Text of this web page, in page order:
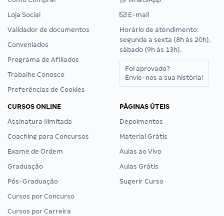
Loja Social
Validador de documentos
Conveniados
Programa de Afiliados
Trabalhe Conosco
Preferências de Cookies
E-mail
Horário de atendimento:
segunda a sexta (8h às 20h),
sábado (9h às 13h).
Foi aprovado?
Envie-nos a sua história!
CURSOS ONLINE
Assinatura Ilimitada
Coaching para Concursos
Exame de Ordem
Graduação
Pós-Graduação
Cursos por Concurso
Cursos por Carreira
PÁGINAS ÚTEIS
Depoimentos
Material Grátis
Aulas ao Vivo
Aulas Grátis
Sugerir Curso